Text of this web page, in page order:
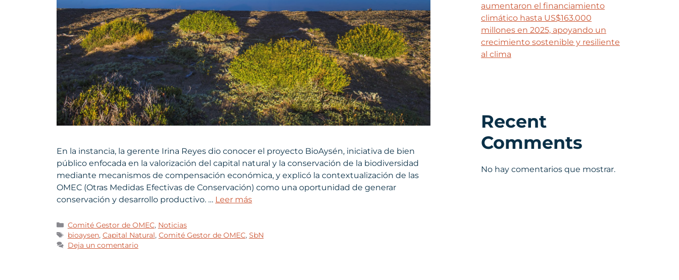
En la instancia, la gerente Irina Reyes dio conocer el proyecto BioAysén, iniciativa de bien
público enfocada en la valorización del capital natural y la conservación de la biodiversidad
mediante mecanismos de compensación económica, y explicó la contextualización de las
OMEC (Otras Medidas Efectivas de Conservación) como una oportunidad de generar
conservación y desarrollo productivo. … Leer más
Comité Gestor de OMEC, Noticias
bioaysen, Capital Natural, Comité Gestor de OMEC, SbN
Deja un comentario
aumentaron el financiamiento
climático hasta US$163.000
millones en 2025, apoyando un
crecimiento sostenible y resiliente
al clima
Recent
Comments
No hay comentarios que mostrar.